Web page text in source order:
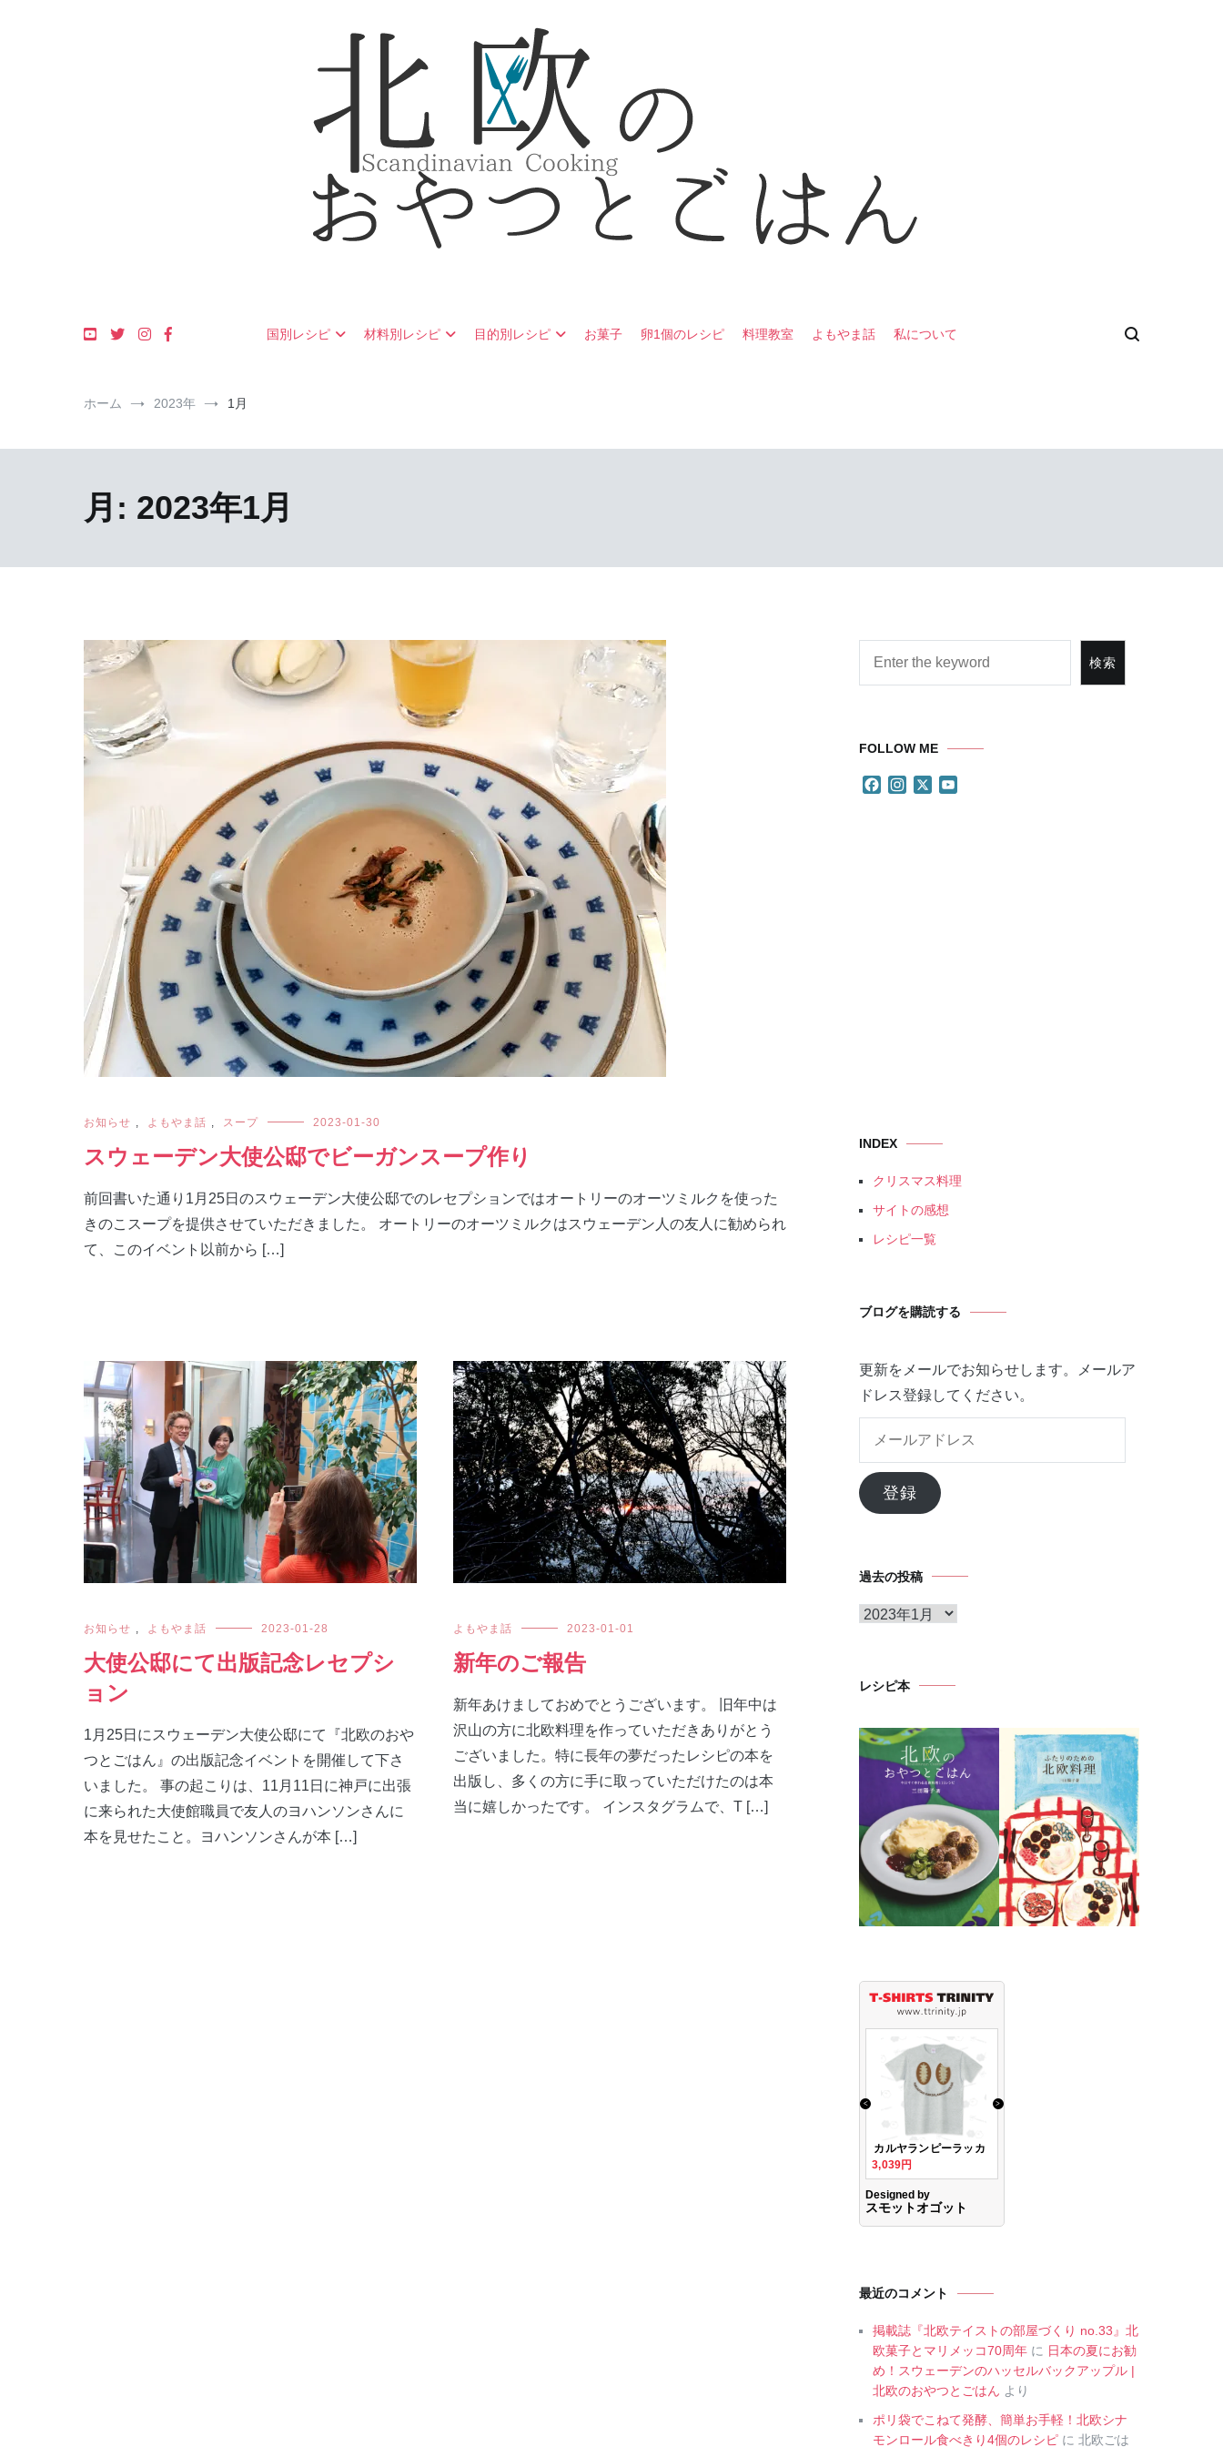
国別レシピ
材料別レシピ 目的別レシピ お菓子 卵1個のレシピ 料理教室 よもやま話 私について
ホーム 2023年 1月
月: 2023年1月
お知らせ , よもやま話 , スープ 2023-01-30
スウェーデン大使公邸でビーガンスープ作り
前回書いた通り1月25日のスウェーデン大使公邸でのレセプションではオートリーのオーツミルクを使った
きのこスープを提供させていただきました。 オートリーのオーツミルクはスウェーデン人の友人に勧められ
て、このイベント以前から […]
お知らせ , よもやま話 2023-01-28
大使公邸にて出版記念レセプシ
ョン
1月25日にスウェーデン大使公邸にて『北欧のおや
つとごはん』の出版記念イベントを開催して下さ
いました。 事の起こりは、11月11日に神戸に出張
に来られた大使館職員で友人のヨハンソンさんに
本を見せたこと。ヨハンソンさんが本 […]
よもやま話 2023-01-01
新年のご報告
新年あけましておめでとうございます。 旧年中は
沢山の方に北欧料理を作っていただきありがとう
ございました。特に長年の夢だったレシピの本を
出版し、多くの方に手に取っていただけたのは本
当に嬉しかったです。 インスタグラムで、T […]
検索
FOLLOW ME
Facebook
Instagram
INDEX
クリスマス料理
サイトの感想
レシピ一覧
ブログを購読する
更新をメールでお知らせします。メールア
ドレス登録してください。
ル
ア
ス
登録
過去の投稿
ア
ブ
レシピ本
最近のコメント
掲載誌『北欧テイストの部屋づくり no.33』北
欧菓子とマリメッコ70周年 に 日本の夏にお勧
め！スウェーデンのハッセルバックアップル |
北欧のおやつとごはん より
ポリ袋でこねて発酵、簡単お手軽！北欧シナ
モンロール食べきり4個のレシピ に 北欧ごは